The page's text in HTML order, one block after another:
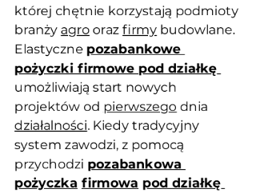
której chętnie korzystają podmioty
branży agro oraz firmy budowlane.
Elastyczne pozabankowe
pożyczki firmowe pod działkę
umożliwiają start nowych
projektów od pierwszego dnia
działalności. Kiedy tradycyjny
system zawodzi, z pomocą
przychodzi pozabankowa
pożyczka firmowa pod działkę